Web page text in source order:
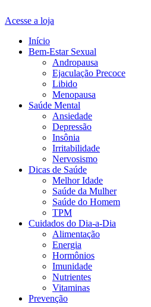
Acesse a loja
Início
Bem-Estar Sexual
Andropausa
Ejaculação Precoce
Libido
Menopausa
Saúde Mental
Ansiedade
Depressão
Insônia
Irritabilidade
Nervosismo
Dicas de Saúde
Melhor Idade
Saúde da Mulher
Saúde do Homem
TPM
Cuidados do Dia-a-Dia
Alimentação
Energia
Hormônios
Imunidade
Nutrientes
Vitaminas
Prevenção